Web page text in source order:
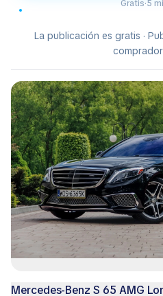
Gratis·5
La publicación es gratis ·
Mercedes-Benz S 65 AMG